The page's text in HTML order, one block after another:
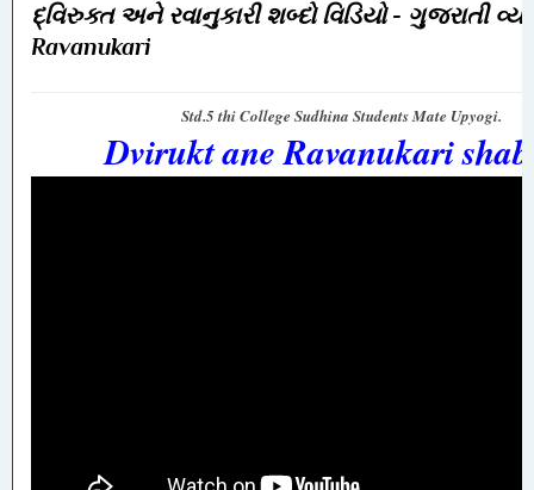
દ્વિરુક્ત અને રવાનુકારી શબ્દો વિડિયો - ગુજરાતી
Ravanukari
Std.5 thi College Sudhina Students Mate Upyogi.
Dvirukt ane Ravanukari